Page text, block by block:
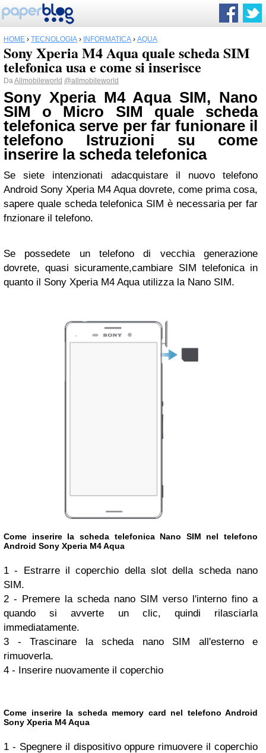
HOME › TECNOLOGIA › INFORMATICA › AQUA
Sony Xperia M4 Aqua quale scheda SIM
telefonica usa e come si inserisce
DaAllmobileworld @allmobileworld
Sony Xperia M4 AquaSIM, Nano
SIM o Micro SIM quale scheda
telefonica serve per far funionare il
telefono Istruzioni su come
inserire la scheda telefonica
Se siete intenzionati adacquistare il nuovo telefono
Android Sony Xperia M4 Aqua dovrete, come prima cosa,
sapere quale scheda telefonica SIM è necessaria per far
fnzionare il telefono.
Se possedete un telefono di vecchia generazione
dovrete, quasi sicuramente,cambiare SIM telefonica in
quanto il Sony Xperia M4 Aqua utilizza la Nano SIM.
Come inserire la scheda telefonica Nano SIM nel telefono
Android Sony Xperia M4 Aqua
1 - Estrarre il coperchio della slot della scheda nano
SIM.
2 - Premere la scheda nano SIM verso l'interno fino a
quando si avverte un clic, quindi rilasciarla
immediatamente.
3 - Trascinare la scheda nano SIM all'esterno e
rimuoverla.
4 - Inserire nuovamente il coperchio
Come inserire la scheda memory card nel telefono Android
Sony Xperia M4 Aqua
1 - Spegnere il dispositivo oppure rimuovere il coperchio